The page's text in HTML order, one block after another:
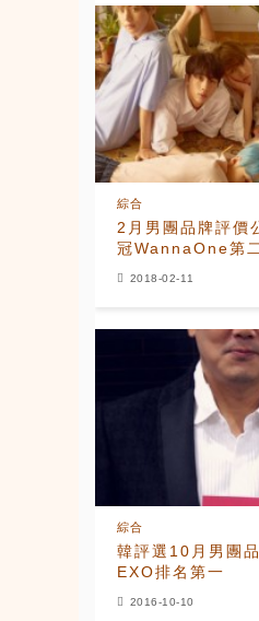
2月男團品牌評價
冠WannaOne第二
綜合
2018-02-11
韓評選10月男團
EXO排名第一
綜合
2016-10-10